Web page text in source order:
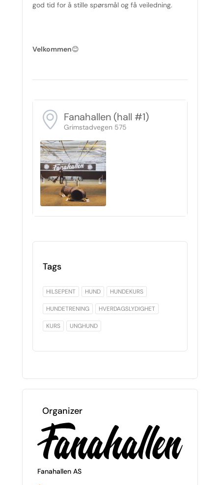
god tid for å stille spørsmål og få veiledning.
Velkommen😊
Fanahallen (hall #1)
Grimstadvegen 575
Tags
HILSEPENT HUND HUNDEKURS
HUNDETRENING HVERDAGSLYDIGHET
KURS UNGHUND
Organizer
Fanahallen AS